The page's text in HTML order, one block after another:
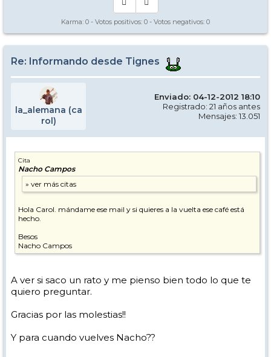
Karma: 0 - Votos positivos: 0 - Votos negativos: 0
Re: Informando desde Tignes
la_alemana (ca
rol)
Enviado: 04-12-2012 18:10
Registrado: 21 años antes
Mensajes: 13.051
Cita
Nacho Campos
Hola Carol. mándame ese mail y si quieres a la vuelta ese café está
hecho.
Besos
Nacho Campos
A ver si saco un rato y me pienso bien todo lo que te
quiero preguntar.
Gracias por las molestias!!
Y para cuando vuelves Nacho??